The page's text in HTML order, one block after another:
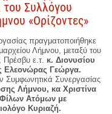
Συλλόγου
«Ορίζοντες»
πραγματοποιήθηκε
Λήμνου, μεταξύ του
, Πρέσβυ ε.τ. κ. Διονυσίου
Ελεονώρας Γεώργα.
Συμφωνητικά Συνεργασίας
Λήμνου, κα Χριστίνα
Ατόμων με
Κυριαζή.